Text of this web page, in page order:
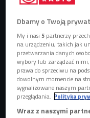
Dbamy o Twoją
My i nasi5 partnerzy
na urządzeniu, takich jak
przetwarzania danych
wybory lub zarządzać
prawa do sprzeciwu na
dowolnym momencie na
sygnalizowane naszym
przeglądania. Polityka
Wraz z naszymi